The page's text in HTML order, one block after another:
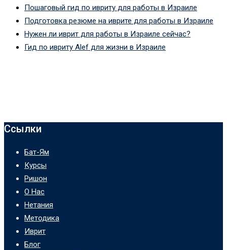
Пошаговый гид по ивриту для работы в Израиле
Подготовка резюме на иврите для работы в Израиле
Нужен ли иврит для работы в Израиле сейчас?
Гид по ивриту Alef для жизни в Израиле
Ссылки
Бат-Ям
Курсы
Ришон
О Нас
Нетания
Методика
Иврит
Блог